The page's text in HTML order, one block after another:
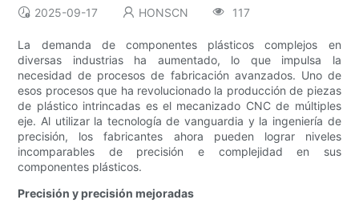
2025-09-17 HONSCN 117
La demanda de componentes plásticos complejos en
diversas industrias ha aumentado, lo que impulsa la
necesidad de procesos de fabricación avanzados. Uno de
esos procesos que ha revolucionado la producción de piezas
de plástico intrincadas es el mecanizado CNC de múltiples
eje. Al utilizar la tecnología de vanguardia y la ingeniería de
precisión, los fabricantes ahora pueden lograr niveles
incomparables de precisión e complejidad en sus
componentes plásticos.
Precisión y precisión mejoradas